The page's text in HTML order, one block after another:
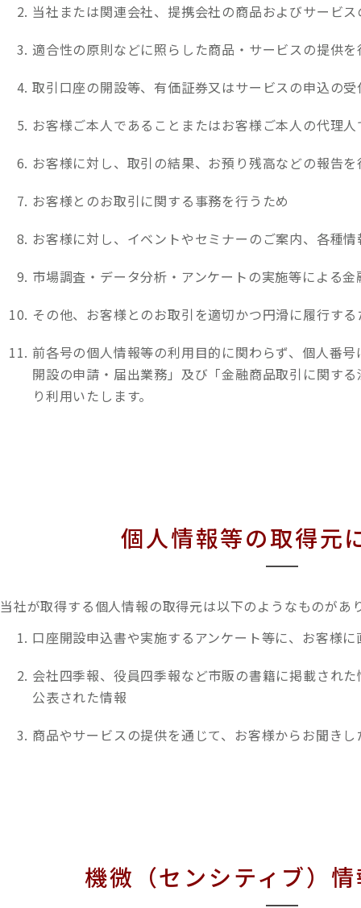
当社または関連会社、提携会社の商品およびサービ
適合性の原則などに照らした商品・サービスの提供
取引口座の開設等、有価証券又はサービスの申込の
お客様ご本人であることまたはお客様ご本人の代理
お客様に対し、取引の結果、お預り残高などの報告
お客様とのお取引に関する事務を行うため
お客様に対し、イベントやセミナーのご案内、各種
市場調査・データ分析・アンケートの実施等による
その他、お客様とのお取引を適切かつ円滑に履行す
前各号の個人情報等の利用目的に関わらず、個人番
開設の申請・届出業務」及び「金融商品取引に関す
り利用いたします。
個人情報等の取得元
当社が取得する個人情報の取得元は以下のようなものがあ
口座開設申込書や実施するアンケート等に、お客様
会社四季報、役員四季報など市販の書籍に掲載され
公表された情報
商品やサービスの提供を通じて、お客様からお聞きし
機微（センシティブ）